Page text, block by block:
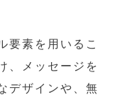
要素を用いるこ
、メッセージを
デザインや、無